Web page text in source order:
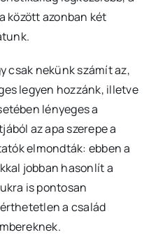
között azonban két
csak nekünk számít az,
legyen hozzánk, illetve
lényeges a
az apa szerepe a
elmondták: ebben a
jobban hasonlít a
is pontosan
a család